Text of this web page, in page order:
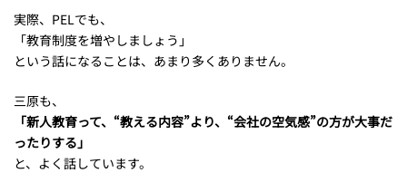
実際、PELでも、
「教育制度を増やしましょう」
という話になることは、あまり多くありません。
三原も、
「新人教育って、“教える内容”より、“会社の空気感”の方が大事だ
ったりする」
と、よく話しています。